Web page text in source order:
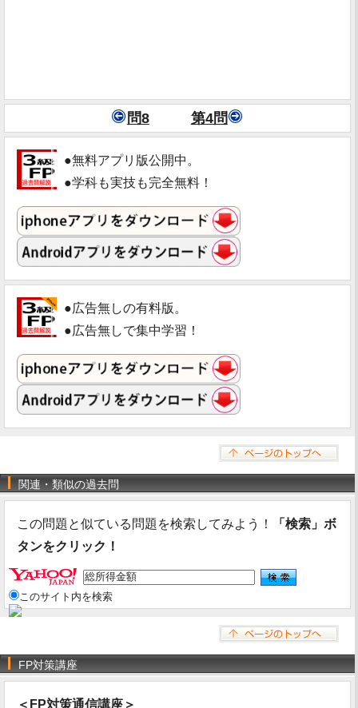
問8 第4問
●無料アプリ版公開中。
●学科も実技も完全無料！
●広告無しの有料版。
●広告無しで集中学習！
関連・類似の過去問
この問題と似ている問題を検索してみよう！
「検索」ボ
タンをクリック！
このサイト内を検索
FP対策講座
＜FP対策通信講座＞